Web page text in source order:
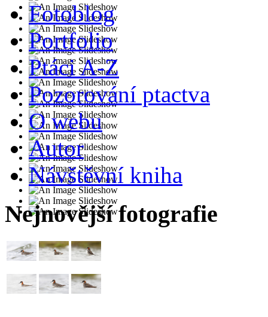
Fotoblog
Portfolio
Ptáci A-Z
Pozorování ptactva
O webu
Autor
Návštěvní kniha
Nejnovější fotografie